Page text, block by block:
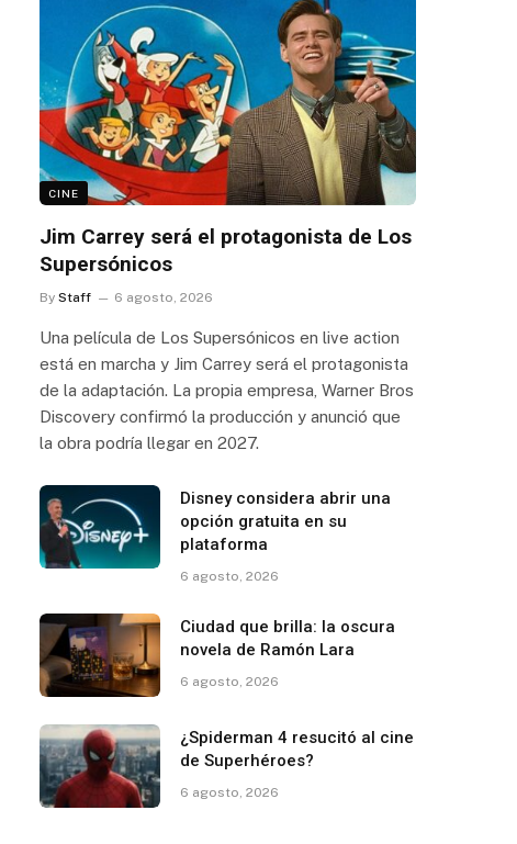
CINE
Jim Carrey será el protagonista de Los
Supersónicos
By Staff 6 agosto, 2026
Una película de Los Supersónicos en live action
está en marcha y Jim Carrey será el protagonista
de la adaptación. La propia empresa, Warner Bros
Discovery confirmó la producción y anunció que
la obra podría llegar en 2027.
Disney considera abrir una
opción gratuita en su
plataforma
6 agosto, 2026
Ciudad que brilla: la oscura
novela de Ramón Lara
6 agosto, 2026
¿Spiderman 4 resucitó al cine
de Superhéroes?
6 agosto, 2026